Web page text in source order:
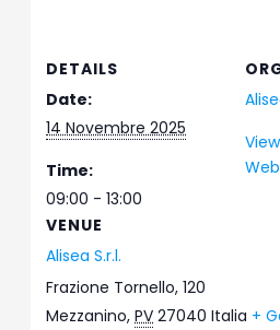
DETAILS
Date:
14 Novembre 2025
Time:
09:00 - 13:00
VENUE
Alisea S.r.l.
Frazione Tornello, 120
Mezzanino, PV 27040 Italia +